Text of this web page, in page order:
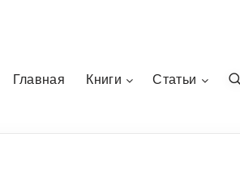
Главная Книги Статьи